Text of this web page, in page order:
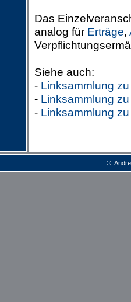
Das
analog für Erträge,
Siehe auch:
- Linksammlung
- Linksammlung
- Linksammlung
©